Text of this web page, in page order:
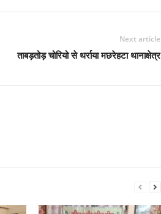
Next article
ताबड़तोड़ चोरियो से थर्राया मछरेहटा थानाक्षेत्र